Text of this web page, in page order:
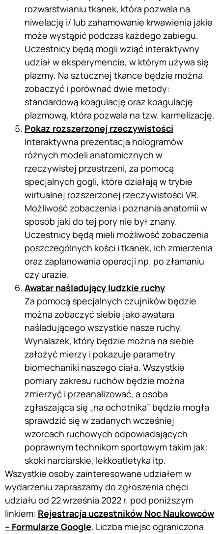
rozwarstwianiu tkanek, która pozwala na
niwelację i/ lub zahamowanie krwawienia jakie
może wystąpić podczas każdego zabiegu.
Uczestnicy będą mogli wziąć interaktywny
udział w eksperymencie, w którym używa się
plazmy. Na sztucznej tkance będzie można
zobaczyć i porównać dwie metody:
standardową koagulację oraz koagulację
plazmową, która pozwala na tzw. karmelizację.
Pokaz rozszerzonej rzeczywistości
Interaktywna prezentacja hologramów
różnych modeli anatomicznych w
rzeczywistej przestrzeni, za pomocą
specjalnych gogli, które działają w trybie
wirtualnej rozszerzonej rzeczywistości VR.
Możliwość zobaczenia i poznania anatomii w
sposób jaki do tej pory nie był znany.
Uczestnicy będą mieli możliwość zobaczenia
poszczególnych kości i tkanek, ich zmierzenia
oraz zaplanowania operacji np. po złamaniu
czy urazie.
Awatar naśladujący ludzkie ruchy
Za pomocą specjalnych czujników będzie
można zobaczyć siebie jako awatara
naśladującego wszystkie nasze ruchy.
Wynalazek, który będzie można na siebie
założyć mierzy i pokazuje parametry
biomechaniki naszego ciała. Wszystkie
pomiary zakresu ruchów będzie można
zmierzyć i przeanalizować, a osoba
zgłaszająca się „na ochotnika” będzie mogła
sprawdzić się w zadanych wcześniej
wzorcach ruchowych odpowiadających
poprawnym technikom sportowym takim jak:
skoki narciarskie, lekkoatletyka itp.
Wszystkie osoby zainteresowane udziałem w
wydarzeniu zapraszamy do zgłoszenia chęci
udziału od 22 września 2022 r. pod poniższym
linkiem: Rejestracja uczestników Noc Naukowców
– Formularze Google. Liczba miejsc ograniczona